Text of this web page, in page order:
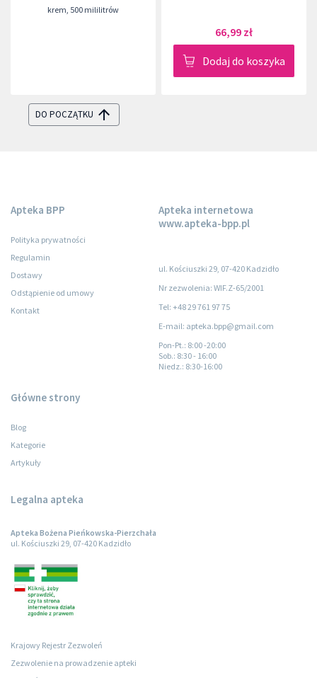
suchej
krem 500 mililitrów
66,99 zł
Dodaj do koszyka
DO POCZĄTKU
Apteka BPP
Polityka prywatności
Regulamin
Dostawy
Odstąpienie od umowy
Kontakt
Apteka internetowa
www.apteka-bpp.pl
ul. Kościuszki 29, 07-420 Kadzidło
Nr zezwolenia: WIF.Z-65/2001
Tel: +48 29 761 97 75
E-mail: apteka.bpp@gmail.com
Pon-Pt.: 8:00 -20:00
Sob.: 8:30 - 16:00
Niedz.: 8:30-16:00
Główne strony
Blog
Kategorie
Artykuły
Legalna apteka
Apteka Bożena Pieńkowska-Pierzchała
ul. Kościuszki 29, 07-420 Kadzidło
Krajowy Rejestr Zezwoleń
Zezwolenie na prowadzenie apteki